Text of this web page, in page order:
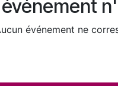
événement ne